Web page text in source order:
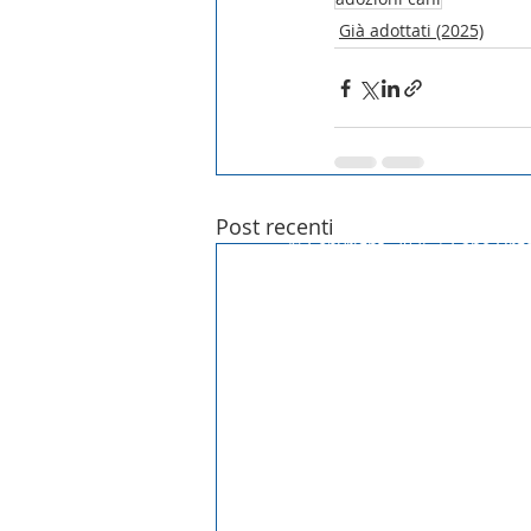
Già adottati (2025)
Post recenti
© Copyright 2025 | Cane